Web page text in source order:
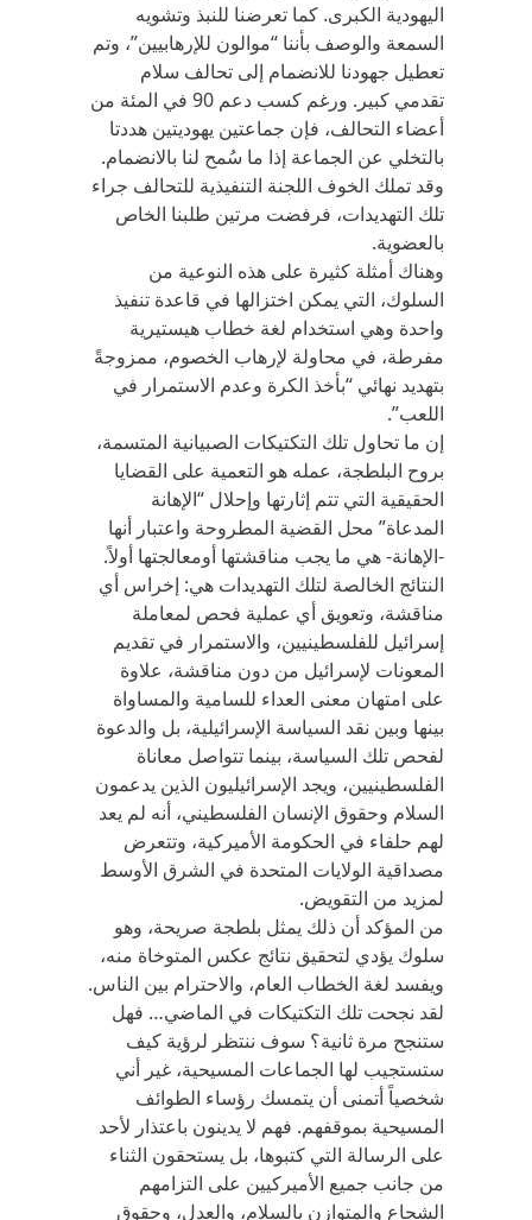
اليهودية الكبرى. كما تعرضنا للنبذ وتشويه
السمعة والوصف بأننا “موالون للإرهابيين”، وتم
تعطيل جهودنا للانضمام إلى تحالف سلام
تقدمي كبير. ورغم كسب دعم 90 في المئة من
أعضاء التحالف، فإن جماعتين يهوديتين هددتا
بالتخلي عن الجماعة إذا ما سُمح لنا بالانضمام.
وقد تملك الخوف اللجنة التنفيذية للتحالف جراء
تلك التهديدات، فرفضت مرتين طلبنا الخاص
بالعضوية.
وهناك أمثلة كثيرة على هذه النوعية من
السلوك، التي يمكن اختزالها في قاعدة تنفيذ
واحدة وهي استخدام لغة خطاب هيستيرية
مفرطة، في محاولة لإرهاب الخصوم، ممزوجةً
بتهديد نهائي “بأخذ الكرة وعدم الاستمرار في
اللعب”.
إن ما تحاول تلك التكتيكات الصبيانية المتسمة،
بروح البلطجة، عمله هو التعمية على القضايا
الحقيقية التي تتم إثارتها وإحلال “الإهانة
المدعاة” محل القضية المطروحة واعتبار أنها
-الإهانة- هي ما يجب مناقشتها أومعالجتها أولاً.
النتائج الخالصة لتلك التهديدات هي: إخراس أي
مناقشة، وتعويق أي عملية فحص لمعاملة
إسرائيل للفلسطينيين، والاستمرار في تقديم
المعونات لإسرائيل من دون مناقشة، علاوة
على امتهان معنى العداء للسامية والمساواة
بينها وبين نقد السياسة الإسرائيلية، بل والدعوة
لفحص تلك السياسة، بينما تتواصل معاناة
الفلسطينيين، ويجد الإسرائيليون الذين يدعمون
السلام وحقوق الإنسان الفلسطيني، أنه لم يعد
لهم حلفاء في الحكومة الأميركية، وتتعرض
مصداقية الولايات المتحدة في الشرق الأوسط
لمزيد من التقويض.
من المؤكد أن ذلك يمثل بلطجة صريحة، وهو
سلوك يؤدي لتحقيق نتائج عكس المتوخاة منه،
ويفسد لغة الخطاب العام، والاحترام بين الناس.
لقد نجحت تلك التكتيكات في الماضي… فهل
ستنجح مرة ثانية؟ سوف ننتظر لرؤية كيف
ستستجيب لها الجماعات المسيحية، غير أني
شخصياً أتمنى أن يتمسك رؤساء الطوائف
المسيحية بموقفهم. فهم لا يدينون باعتذار لأحد
على الرسالة التي كتبوها، بل يستحقون الثناء
من جانب جميع الأميركيين على التزامهم
الشجاع والمتوازن بالسلام، والعدل، وحقوق